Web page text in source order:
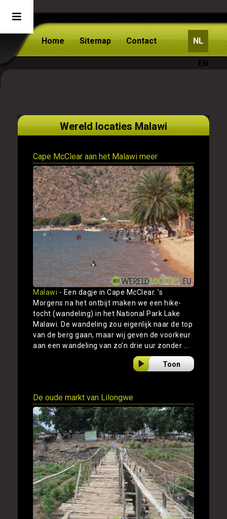
Home Sitemap Contact NL
EN
Wereld locaties Malawi
Cape McClear aan het Malawi meer
Malawi - Een dagje in Cape McClear. ’s
Morgens na het ontbijt maken we een hike-
tocht (wandeling) in het National Park Lake
Malawi. De wandeling zou eigenlijk naar de top
van de berg gaan, maar wij geven de voorkeur
aan een wandeling van zo’n drie uur zonder ...
Toon
De oude markt van Lilongwe